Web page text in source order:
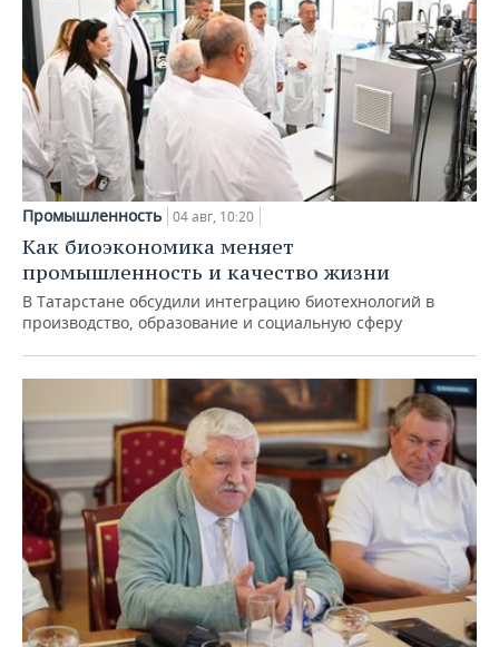
Промышленность 04 авг, 10:20
Как биоэкономика меняет
промышленность и качество жизни
В Татарстане обсудили интеграцию биотехнологий в
производство, образование и социальную сферу